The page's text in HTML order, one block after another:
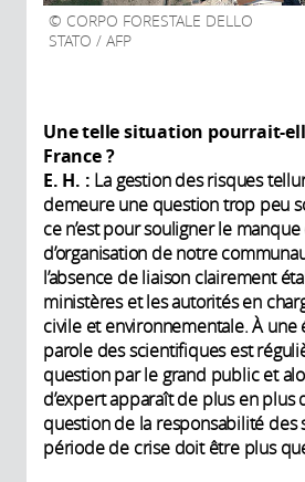
CORPO FORESTALE DELLO
STATO / AFP
Une telle situation pourrait-
France?
E. H. : La gestion des risques
demeure une question trop peu
ce n’est pour souligner le
d’organisation de notre
l’absence de liaison clairement
ministères et les autorités en
civile et environnementale. À une
parole des scientifiques est
question par le grand public et
d’expert apparaît de plus en plus
question de la responsabilité des
période de crise doit être plus